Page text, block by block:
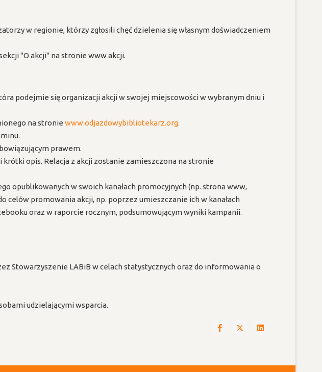
w regionie, którzy zgłosili chęć dzielenia się własnym doświadczeniem
"O akcji" na stronie www akcji.
podejmie się organizacji akcji w swojej miejscowości w wybranym dniu i
na stronie www.odjazdowybibliotekarz.org.
prawem.
i krótki opis. Relacja z akcji zostanie zamieszczona na stronie
opublikowanych w swoich kanałach promocyjnych (np. strona www,
promowania akcji, np. poprzez umieszczanie ich w kanałach
oraz w raporcie rocznym, podsumowującym wyniki kampanii.
Stowarzyszenie LABiB w celach statystycznych oraz do informowania o
udzielającymi wsparcia.